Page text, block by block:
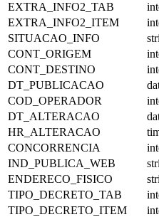
EXTRA_INFO2_TAB
EXTRA_INFO2_ITEM
SITUACAO_INFO
CONT_ORIGEM
CONT_DESTINO
DT_PUBLICACAO
COD_OPERADOR
DT_ALTERACAO
HR_ALTERACAO
CONCORRENCIA
IND_PUBLICA_WEB
ENDERECO_FISICO
TIPO_DECRETO_TAB
TIPO_DECRETO_ITEM